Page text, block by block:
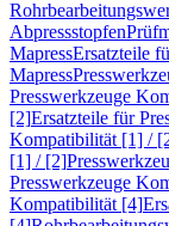
Abpressstopfen
MapressErsatzteile
Mapress
Presswerkzeuge
[2]Ersatzteile für
Kompatibilität [1] /
[1] / [2]
Presswerkzeuge
Kompatibilität [4]